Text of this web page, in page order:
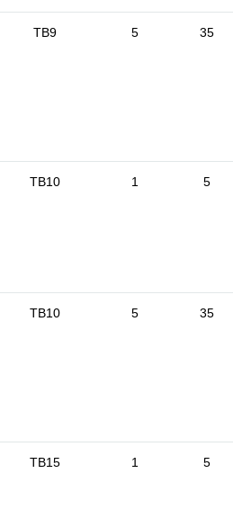
TB9 5 35
TB10 1 5
TB10 5 35
TB15 1 5